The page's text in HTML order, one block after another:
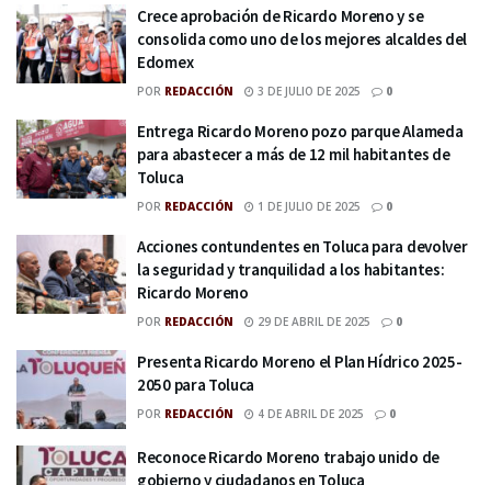
Crece aprobación de Ricardo Moreno y se
consolida como uno de los mejores alcaldes del
Edomex
POR REDACCIÓN 3 DE JULIO DE 2025 0
Entrega Ricardo Moreno pozo parque Alameda
para abastecer a más de 12 mil habitantes de
Toluca
POR REDACCIÓN 1 DE JULIO DE 2025 0
Acciones contundentes en Toluca para devolver
la seguridad y tranquilidad a los habitantes:
Ricardo Moreno
POR REDACCIÓN 29 DE ABRIL DE 2025 0
Presenta Ricardo Moreno el Plan Hídrico 2025-
2050 para Toluca
POR REDACCIÓN 4 DE ABRIL DE 2025 0
Reconoce Ricardo Moreno trabajo unido de
gobierno y ciudadanos en Toluca